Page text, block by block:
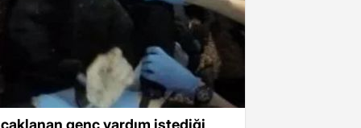
genç yardım istediği